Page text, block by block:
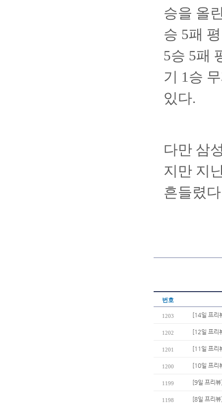
승을 올
승 5패
5승 5패
기 1승
있다.
다만 삼
지만 지
흔들렸
번호
1203 [14일 프리
1202 [12일 프리
1201 [11일 프리
1200 [10일 프리
1199 [9일 프리
1198 [8일 프리